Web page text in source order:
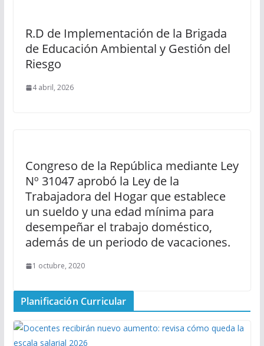
R.D de Implementación de la Brigada
de Educación Ambiental y Gestión del
Riesgo
4 abril, 2026
Congreso de la República mediante Ley
Nº 31047 aprobó la Ley de la
Trabajadora del Hogar que establece
un sueldo y una edad mínima para
desempeñar el trabajo doméstico,
además de un periodo de vacaciones.
1 octubre, 2020
Planificación Curricular